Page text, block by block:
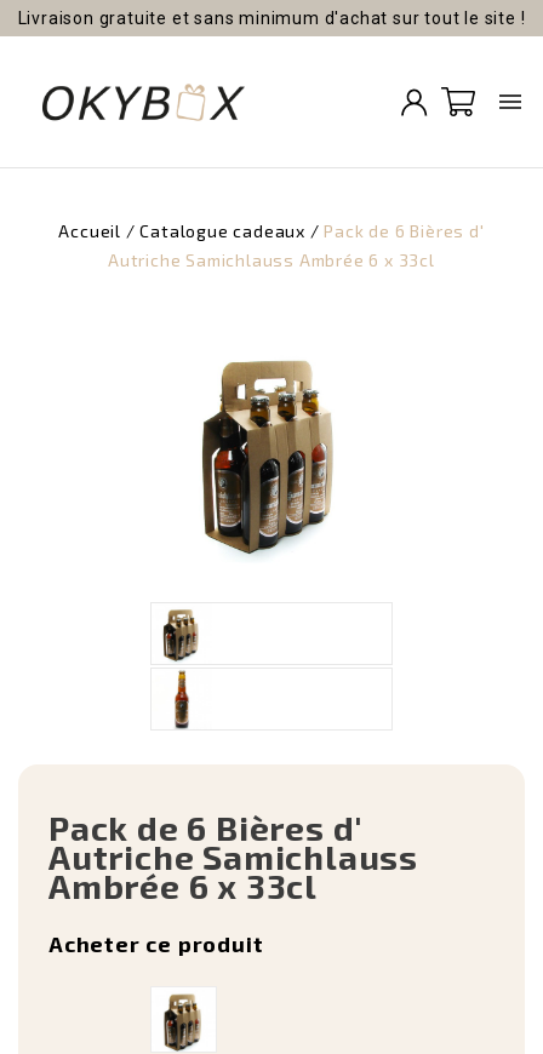
Livraison gratuite et sans minimum d'achat sur tout le site !

Accueil Catalogue cadeaux
Pack de 6 Bières d'
Autriche Samichlauss Ambrée 6 x 33cl
Pack de 6 Bières d'
Autriche Samichlauss
Ambrée 6 x 33cl
Acheter ce produit